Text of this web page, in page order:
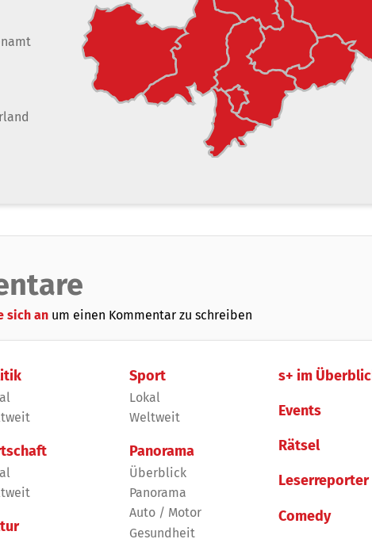
sich an um einen Kommentar zu schreiben
Sport
Lokal
Weltweit
Panorama
Überblick
Panorama
Auto / Motor
Gesundheit
s+ im
Events
Rätsel
Leserreporter
Comedy